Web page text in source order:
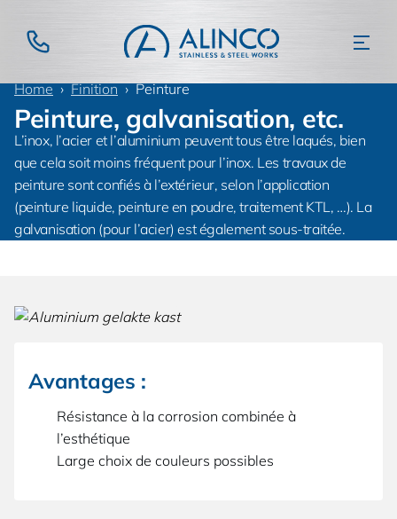
Home Finition Peinture
Peinture, galvanisation, etc.
L’inox, l’acier et l’aluminium peuvent tous être laqués, bien
que cela soit moins fréquent pour l’inox. Les travaux de
peinture sont confiés à l’extérieur, selon l’application
(peinture liquide, peinture en poudre, traitement KTL, …). La
galvanisation (pour l’acier) est également sous-traitée.
Avantages :
Résistance à la corrosion combinée à
l’esthétique
Large choix de couleurs possibles